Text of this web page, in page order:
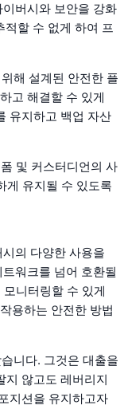
버시와 보안을 강화
할 수 없게 하여 프
해 설계된 안전한 플
고 해결할 수 있게
유지하고 백업 자산
및 커스터디언의 사
게 유지될 수 있도록
의 다양한 사용을
워크를 넘어 호환될
니터링할 수 있게
용하는 안전한 방법
니다. 그것은 대출을
지 않고도 레버리지
지션을 유지하고자